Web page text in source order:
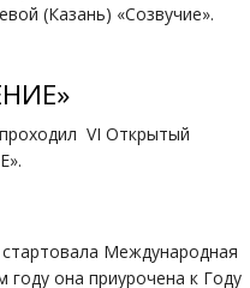
(Казань) «Созвучие».
VI Открытый
Международная
году она приурочена к Году